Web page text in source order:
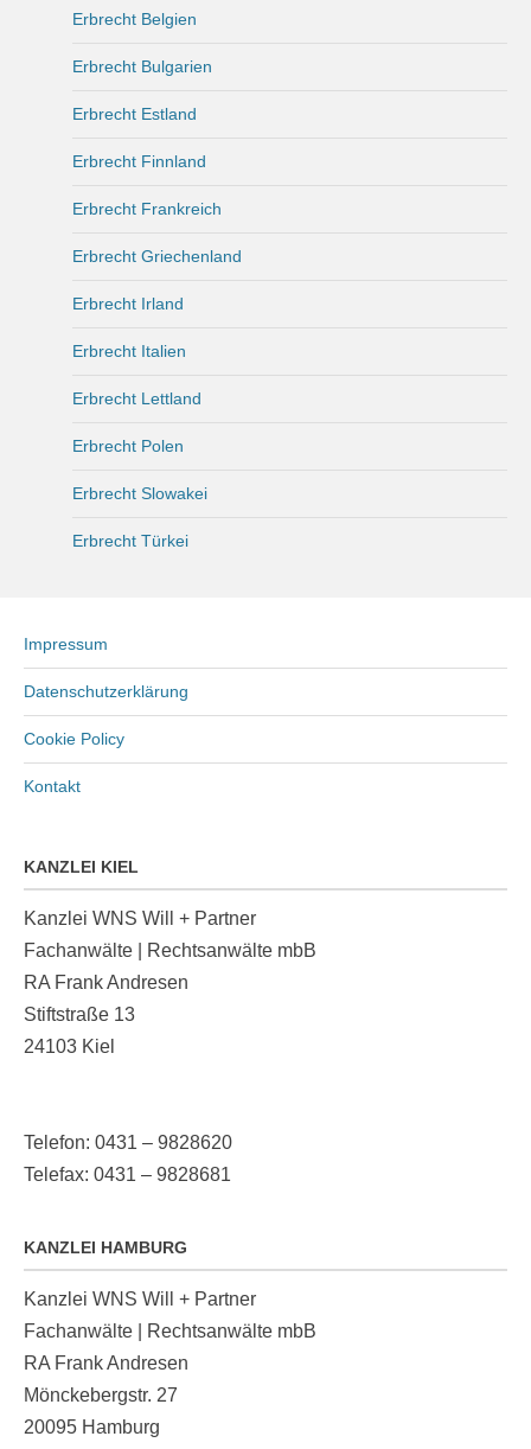
Erbrecht Belgien
Erbrecht Bulgarien
Erbrecht Estland
Erbrecht Finnland
Erbrecht Frankreich
Erbrecht Griechenland
Erbrecht Irland
Erbrecht Italien
Erbrecht Lettland
Erbrecht Polen
Erbrecht Slowakei
Erbrecht Türkei
Impressum
Datenschutzerklärung
Cookie Policy
Kontakt
KANZLEI KIEL
Kanzlei WNS Will + Partner
Fachanwälte | Rechtsanwälte mbB
RA Frank Andresen
Stiftstraße 13
24103 Kiel
Telefon: 0431 – 9828620
Telefax: 0431 – 9828681
KANZLEI HAMBURG
Kanzlei WNS Will + Partner
Fachanwälte | Rechtsanwälte mbB
RA Frank Andresen
Mönckebergstr. 27
20095 Hamburg